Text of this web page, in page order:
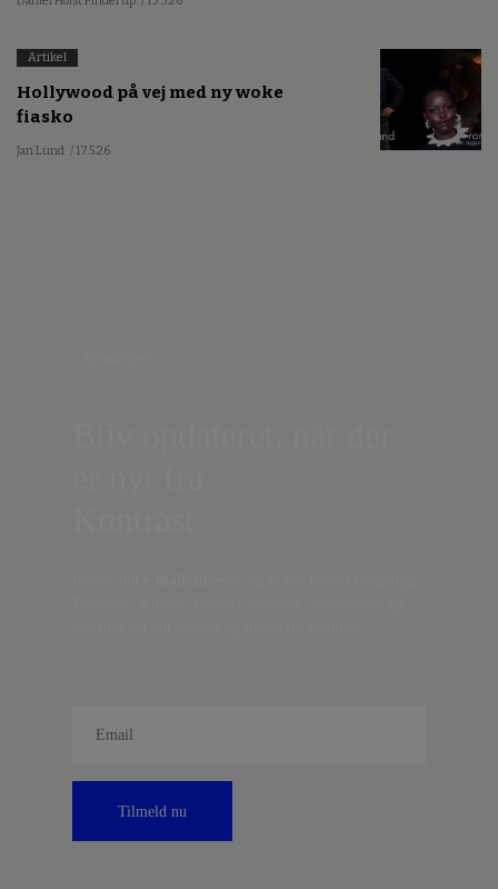
Artikel
Hollywood på vej med ny woke
fiasko
Jan Lund / 17.5.26
Tilmeld nu